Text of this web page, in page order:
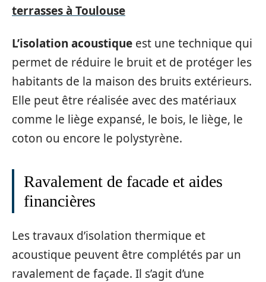
terrasses à Toulouse
L’isolation acoustique est une technique qui
permet de réduire le bruit et de protéger les
habitants de la maison des bruits extérieurs.
Elle peut être réalisée avec des matériaux
comme le liège expansé, le bois, le liège, le
coton ou encore le polystyrène.
Ravalement de facade et aides
financières
Les travaux d’isolation thermique et
acoustique peuvent être complétés par un
ravalement de façade. Il s’agit d’une